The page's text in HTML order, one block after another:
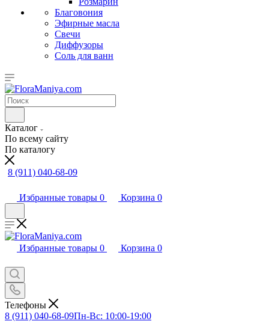
Благовония
Эфирные масла
Свечи
Диффузоры
Соль для ванн
Каталог
По всему сайту
По каталогу
8 (911) 040-68-09
Избранные товары 0 Корзина 0
Избранные товары 0 Корзина 0
Телефоны
8 (911) 040-68-09Пн-Вс: 10:00-19:00